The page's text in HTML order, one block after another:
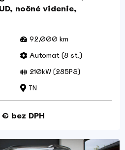
nočné videnie,
92,000 km
Automat (8 st.)
210kW (285PS)
TN
bez DPH